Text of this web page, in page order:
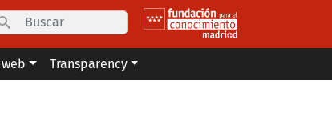
Search
Transparency